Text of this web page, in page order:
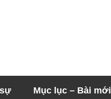
Mục lục – Bài mới